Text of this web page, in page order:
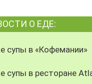
О ЕДЕ:
супы в «Кофемании»
супы в ресторане